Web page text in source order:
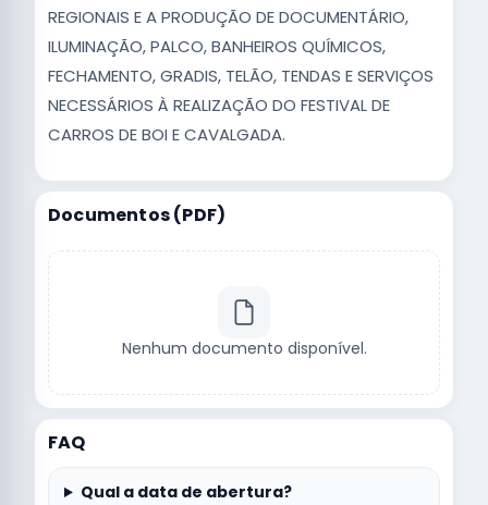
REGIONAIS E A PRODUÇÃO DE DOCUMENTÁRIO,
ILUMINAÇÃO, PALCO, BANHEIROS QUÍMICOS,
FECHAMENTO, GRADIS, TELÃO, TENDAS E SERVIÇOS
NECESSÁRIOS À REALIZAÇÃO DO FESTIVAL DE
CARROS DE BOI E CAVALGADA.
Documentos (PDF)
Nenhum documento disponível.
FAQ
Qual a data de abertura?